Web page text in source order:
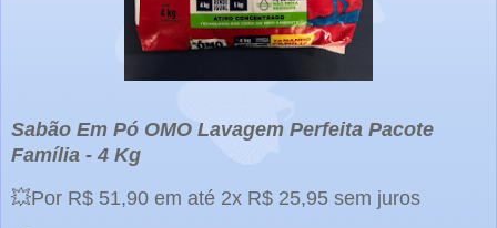
Sabão Em Pó OMO Lavagem Perfeita Pacote
Família - 4 Kg
💥Por R$ 51,90 em até 2x R$ 25,95 sem juros